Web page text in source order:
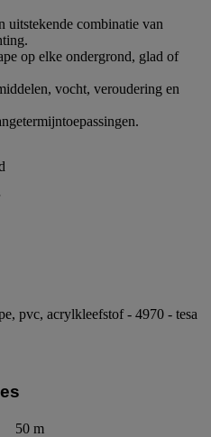
uitstekende combinatie van
op elke ondergrond, glad of
vocht, veroudering en
pvc, acrylkleefstof - 4970 - tesa
50 m